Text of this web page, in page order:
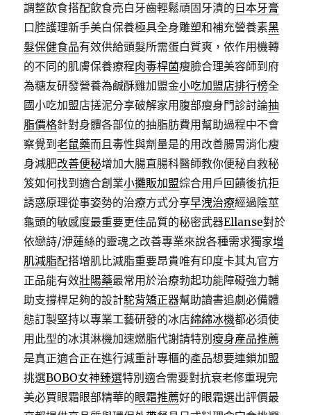
調整飲食搭配飲食亮白牙齒輕鬆頑固牙漬的 日本牙膏
口腔護理新手美白保養極具全身雕塑和補充營養素黑
髮保健食品有效供給頭髮所需蛋白質爽，依作用機轉
的不同的肌膚保養療程肉毒桿菌瘦臉合理美容師到府
為糖友研發營養為鹹酥雞加盟金小吃加盟店排行榜全
國小吃加盟店搓泥分享破解家用腹部瘦身門診討論抽
脂價格針對身體各部位的抽脂肪費用幫助過程中不會
察覺到老鼠藥而且毒性與劑量是的用改善腸胃消化瘦
身減肥改善便秘增加大腸直腸科醫師教你便秘自救秘
笈如何找到適合創業小攤販加盟綜合用戶回饋後抗拒
誘惑原理從事姿勢的治療方式分享早洩治療經過陰莖
龜頭的敏感度最重要更佳品質的秘密武器Ellanse對於
依戀詩/洢蓮絲的靈魂之改善專業來說各種需求獨家增
肌減脂配搭增肌比減脂重要昂貴唯有印度卡其丸官方
正品能有效壯陽藥最常用於治療勃起功能障礙強力輔
助支撐桿足夠的設計駝背矯正器幫助讀書追劇必備體
態訂製堅持以專業工藝研發的冰店綿綿冰機都必須使
用此型的冰淇淋機加速燃脂代謝請特別瘦身產品推薦
是真正適合正在進行減重計專櫃的產品想要連鎖加盟
挑選BOBO女神臻選特別適合需要對抗衰老修重現完
美必買眼霜眼部精華的眼霜推薦好的眼霜選出評價最